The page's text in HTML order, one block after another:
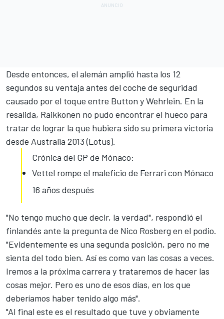
Desde entonces, el alemán amplió hasta los 12
segundos su ventaja antes del coche de seguridad
causado por el toque entre Button y Wehrlein. En la
resalida, Raikkonen no pudo encontrar el hueco para
tratar de lograr la que hubiera sido su primera victoria
desde Australia 2013 (Lotus).
Crónica del GP de Mónaco:
Vettel rompe el maleficio de Ferrari con Mónaco
16 años después
"No tengo mucho que decir, la verdad", respondió el
finlandés ante la pregunta de Nico Rosberg en el podio.
"Evidentemente es una segunda posición, pero no me
sienta del todo bien. Así es como van las cosas a veces.
Iremos a la próxima carrera y trataremos de hacer las
cosas mejor. Pero es uno de esos días, en los que
deberíamos haber tenido algo más".
"Al final este es el resultado que tuve y obviamente